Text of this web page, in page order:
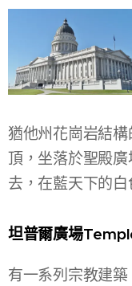
猶他州花崗岩結
頂，坐落於聖殿
去，在藍天下的
坦普爾廣場
有一系列宗教建